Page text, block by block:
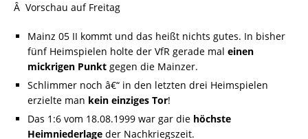
Â Vorschau auf Freitag
Mainz 05 II kommt und das heißt nichts gutes. In bisher
fünf Heimspielen holte der VfR gerade mal einen
mickrigen Punkt gegen die Mainzer.
Schlimmer noch â€“ in den letzten drei Heimspielen
erzielte man kein einziges Tor!
Das 1:6 vom 18.08.1999 war gar die höchste
Heimniederlage der Nachkriegszeit.